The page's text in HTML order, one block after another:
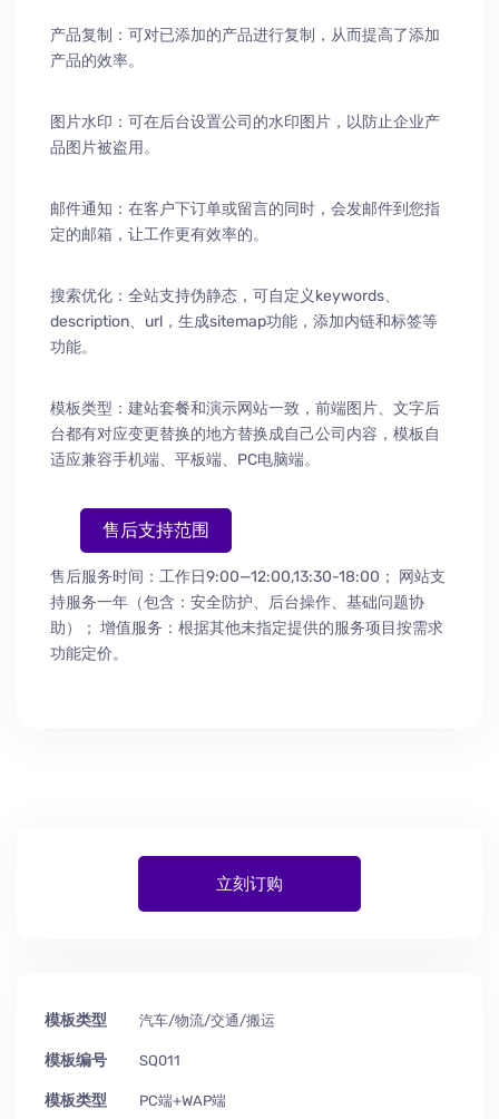
产品复制：可对已添加的产品进行复制，从而提高了添加
产品的效率。
图片水印：可在后台设置公司的水印图片，以防止企业产
品图片被盗用。
邮件通知：在客户下订单或留言的同时，会发邮件到您指
定的邮箱，让工作更有效率的。
搜索优化：全站支持伪静态，可自定义keywords、
description、url，生成sitemap功能，添加内链和标签等
功能。
模板类型：建站套餐和演示网站一致，前端图片、文字后
台都有对应变更替换的地方替换成自己公司内容，模板自
适应兼容手机端、平板端、PC电脑端。
售后支持范围
售后服务时间：工作日9:00—12:00,13:30-18:00；
网站支
持服务一年（包含：安全防护、 后台操作、 基础问题协
助）
； 增值服务：根据其他未指定提供的服务项目按需求
功能定价。
立刻订购
模板类型 汽车/物流/交通/搬运
模板编号 SQ011
模板类型 PC端+WAP端